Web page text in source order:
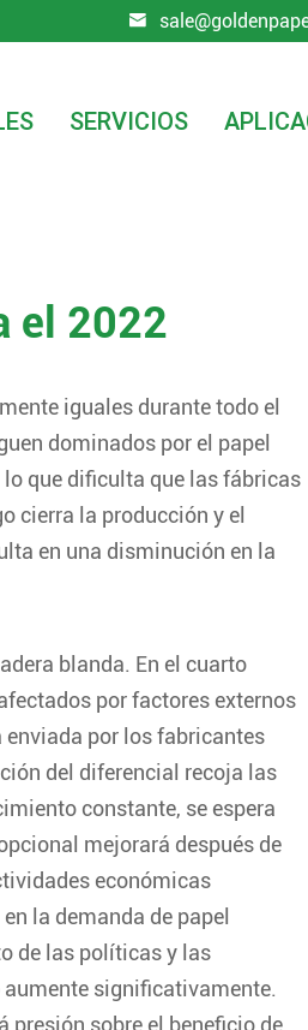

SERVICIOS
el 2022
iguales durante todo el
dominados por el papel
que dificulta que las fábricas
cierra la producción y el
en una disminución en la
blanda. En el cuarto
por factores externos
enviada por los fabricantes
del diferencial recoja las
constante, se espera
mejorará después de
económicas
la demanda de papel
de las políticas y las
significativamente.
presión sobre el beneficio de